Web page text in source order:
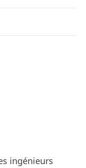
ingénieurs